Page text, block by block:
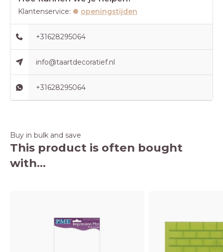
Klantenservice: openingstijden
+31628295064
info@taartdecoratief.nl
+31628295064
Buy in bulk and save
This product is often bought
with...